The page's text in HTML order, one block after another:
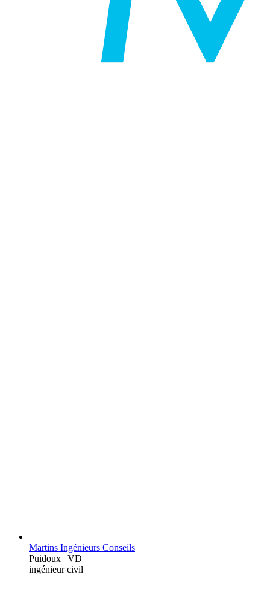
Martins Ingénieurs Conseils
Puidoux | VD
ingénieur civil